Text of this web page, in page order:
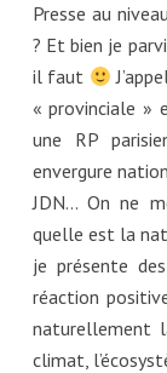
Presse au
? Et bien je
il faut
« provinciale »
une RP
envergure
JDN… On ne
quelle est la
je présente
réaction
naturellement
climat,